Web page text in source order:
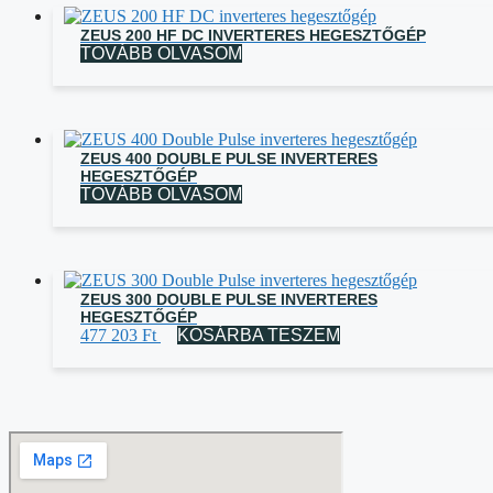
ZEUS 200 HF DC INVERTERES HEGESZTŐGÉP
TOVÁBB OLVASOM
ZEUS 400 DOUBLE PULSE INVERTERES
HEGESZTŐGÉP
TOVÁBB OLVASOM
ZEUS 300 DOUBLE PULSE INVERTERES
HEGESZTŐGÉP
477 203 Ft KOSÁRBA TESZEM